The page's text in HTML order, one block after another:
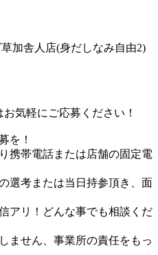
加舎人店(身だしなみ自由2)
気軽にご応募ください！
を！
帯電話または店舗の固定電
考または当日持参頂き、面
リ！どんな事でも相談くだ
ません、事業所の責任をもっ